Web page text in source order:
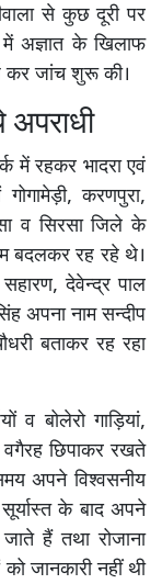
से कुछ दूरी पर
अज्ञात के खिलाफ
कर जांच शुरू की।
में रहकर भादरा एवं
करणपुरा,
व सिरसा जिले के
बदलकर रह रहे थे।
देवेन्द्र पाल
अपना नाम सन्दीप
बताकर रह रहा
व बोलेरो गाड़ियां,
वगैरह छिपाकर रखते
अपने विश्वसनीय
के बाद अपने
हैं तथा रोजाना
जानकारी नहीं थी